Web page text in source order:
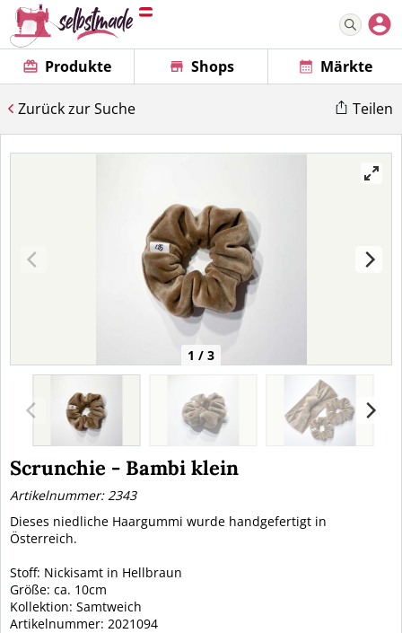
Produkte Shops Märkte
Zurück zur Suche Teilen
1 / 3
Scrunchie - Bambi klein
Artikelnummer: 2343
Dieses niedliche Haargummi wurde handgefertigt in
Österreich.
Stoff: Nickisamt in Hellbraun
Größe: ca. 10cm
Kollektion: Samtweich
Artikelnummer: 2021094